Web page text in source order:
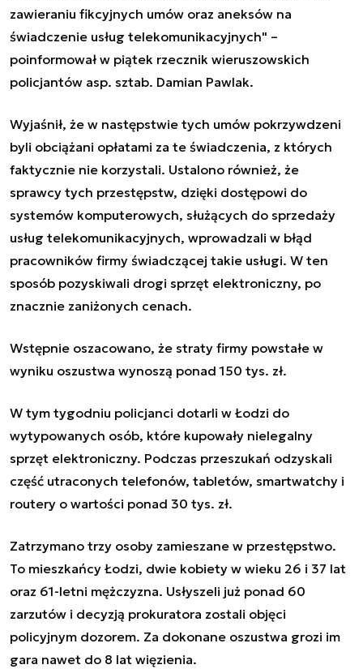
zawieraniu fikcyjnych umów oraz aneksów na
świadczenie usług telekomunikacyjnych" –
poinformował w piątek rzecznik wieruszowskich
policjantów asp. sztab. Damian Pawlak.
Wyjaśnił, że w następstwie tych umów pokrzywdzeni
byli obciążani opłatami za te świadczenia, z których
faktycznie nie korzystali. Ustalono również, że
sprawcy tych przestępstw, dzięki dostępowi do
systemów komputerowych, służących do sprzedaży
usług telekomunikacyjnych, wprowadzali w błąd
pracowników firmy świadczącej takie usługi. W ten
sposób pozyskiwali drogi sprzęt elektroniczny, po
znacznie zaniżonych cenach.
Wstępnie oszacowano, że straty firmy powstałe w
wyniku oszustwa wynoszą ponad 150 tys. zł.
W tym tygodniu policjanci dotarli w Łodzi do
wytypowanych osób, które kupowały nielegalny
sprzęt elektroniczny. Podczas przeszukań odzyskali
część utraconych telefonów, tabletów, smartwatchy i
routery o wartości ponad 30 tys. zł.
Zatrzymano trzy osoby zamieszane w przestępstwo.
To mieszkańcy Łodzi, dwie kobiety w wieku 26 i 37 lat
oraz 61-letni mężczyzna. Usłyszeli już ponad 60
zarzutów i decyzją prokuratora zostali objęci
policyjnym dozorem. Za dokonane oszustwa grozi im
gara nawet do 8 lat więzienia.